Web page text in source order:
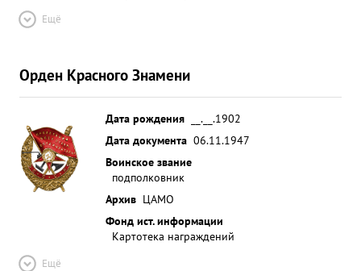
Ещё
Орден Красного Знамени
Дата рождения
__.__.1902
Дата документа 06.11.1947
Воинское звание
подполковник
Архив ЦАМО
Фонд ист. информации
Картотека награждений
Ещё